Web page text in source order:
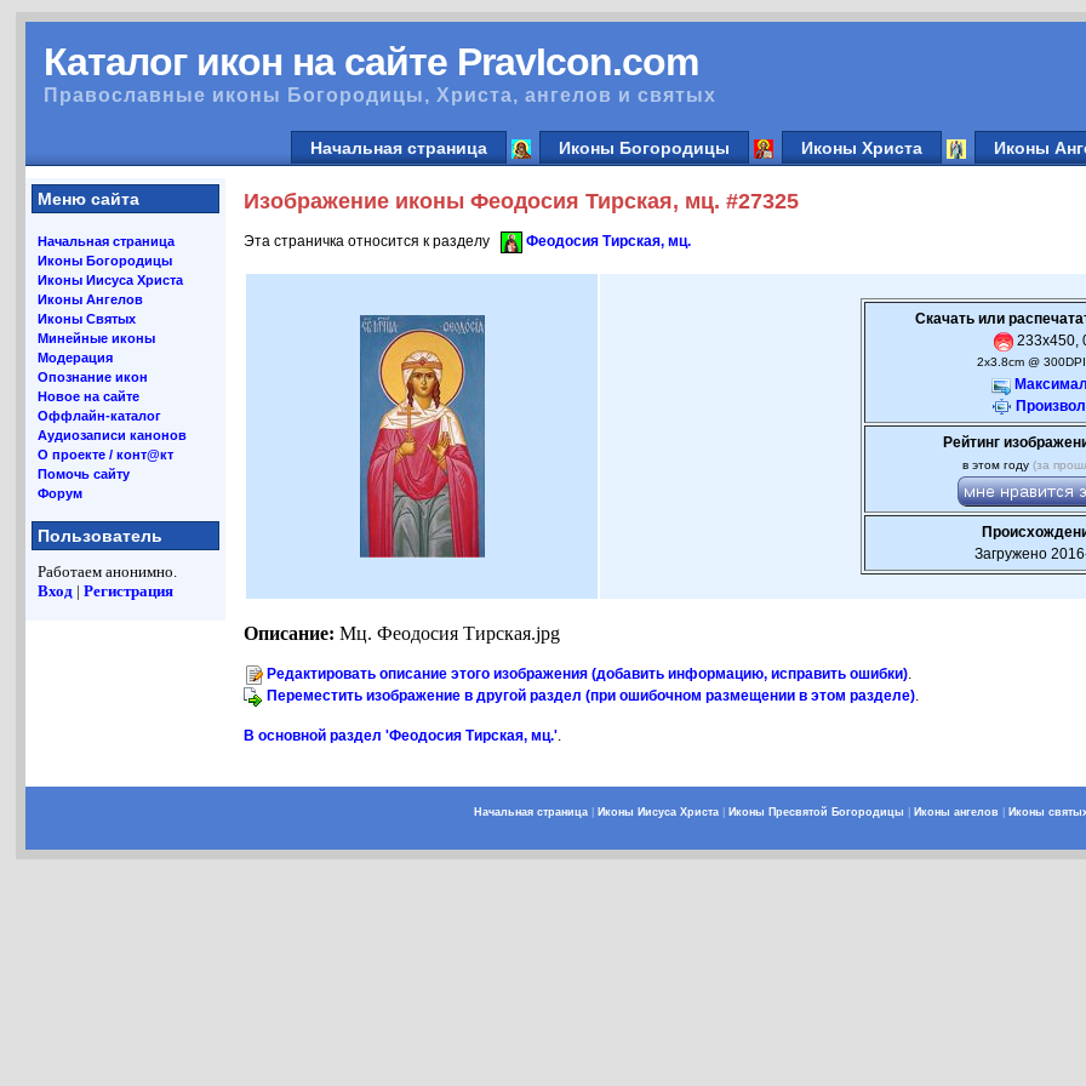
Каталог икон на сайте PravIcon.com
Православные иконы Богородицы, Христа, ангелов и святых
Начальная страница Иконы Богородицы Иконы Христа Иконы
Меню сайта
Начальная страница
Иконы Богородицы
Иконы Иисуса Христа
Иконы Ангелов
Иконы Святых
Минейные иконы
Модерация
Опознание икон
Новое на сайте
Оффлайн-каталог
Аудиозаписи канонов
О проекте / конт@кт
Помочь сайту
Форум
Пользователь
Работаем анонимно.
Вход |Регистрация
Изображение иконы Феодосия Тирская, мц. #27325
Эта страничка относится к разделу Феодосия Тирская, мц.
Скачать или
233x450,
2x3.8cm @
Рейтинг
в этом году(за
Загружено
Описание: Мц. Феодосия Тирская.jpg
Редактировать описание этого изображения (добавить информацию, исправить ошибки).
Переместить изображение в другой раздел (при ошибочном размещении в этом разделе).
В основной раздел 'Феодосия Тирская, мц.'.
Начальная страница Иконы Иисуса Христа Иконы Пресвятой Богородицы Иконы ангелов Иконы